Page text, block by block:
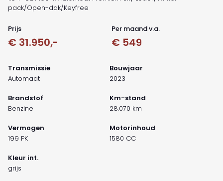
pack/Open-dak/Keyfree
Prijs
€ 31.950,-
Per maand v.a.
€ 549
Transmissie
Automaat
Bouwjaar
2023
Brandstof
Benzine
Km-stand
28.070 km
Vermogen
199 PK
Motorinhoud
1580 CC
Kleur int.
grijs